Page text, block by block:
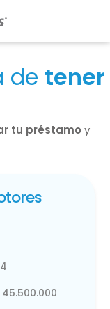
de tener
tu préstamo y
45.500.000